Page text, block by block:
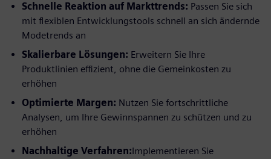
Schnelle Reaktion auf Markttrends: Passen Sie sich
mit flexiblen Entwicklungstools schnell an sich ändernde
Modetrends an
Skalierbare Lösungen: Erweitern Sie Ihre
Produktlinien effizient, ohne die Gemeinkosten zu
erhöhen
Optimierte Margen: Nutzen Sie fortschrittliche
Analysen, um Ihre Gewinnspannen zu schützen und zu
erhöhen
Nachhaltige Verfahren:Implementieren Sie